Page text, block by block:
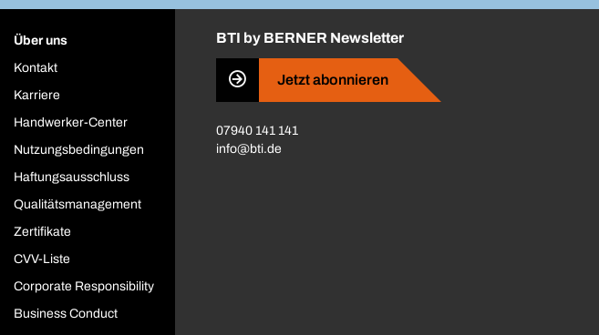
Über uns
Kontakt
Karriere
Handwerker-Center
Nutzungsbedingungen
Haftungsausschluss
Qualitätsmanagement
Zertifikate
CVV-Liste
Corporate Responsibility
Business Conduct
BTI by BERNER Newsletter
Jetzt abonnieren
07940 141 141
info@bti.de